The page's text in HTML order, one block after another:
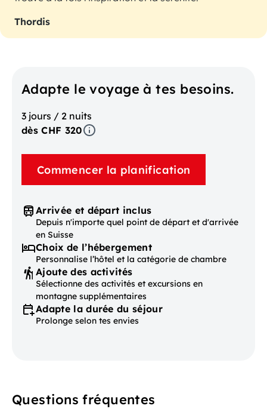
Thordis
Adapte le voyage à tes besoins.
3 jours / 2 nuits
dès CHF 320
Commencer la planification
Arrivée et départ inclus
Depuis n'importe quel point de départ et d'arrivée
en Suisse
Choix de l’hébergement
Personnalise l’hôtel et la catégorie de chambre
Ajoute des activités
Sélectionne des activités et excursions en
montagne supplémentaires
Adapte la durée du séjour
Prolonge selon tes envies
Questions fréquentes